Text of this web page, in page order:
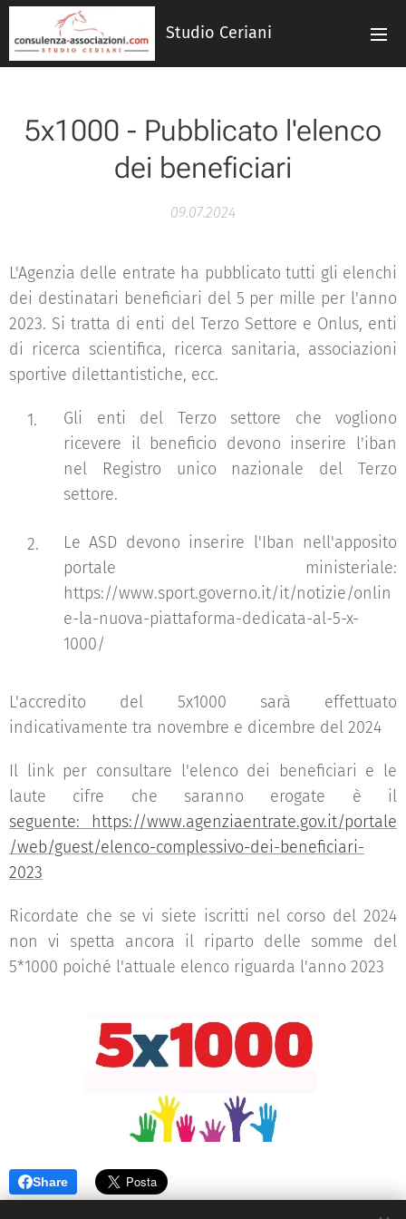
Studio Ceriani
5x1000 - Pubblicato l'elenco
dei beneficiari
09.07.2024
L'Agenzia delle entrate ha pubblicato tutti gli elenchi
dei destinatari beneficiari del 5 per mille per l'anno
2023. Si tratta di enti del Terzo Settore e Onlus, enti
di ricerca scientifica, ricerca sanitaria, associazioni
sportive dilettantistiche, ecc.
Gli enti del Terzo settore che vogliono
ricevere il beneficio devono inserire l'iban
nel Registro unico nazionale del Terzo
settore.
Le ASD devono inserire l'Iban nell'apposito
portale ministeriale:
https://www.sport.governo.it/it/notizie/onlin
e-la-nuova-piattaforma-dedicata-al-5-x-
1000/
L'accredito del 5x1000 sarà effettuato
indicativamente tra novembre e dicembre del 2024
Il link per consultare l'elenco dei beneficiari e le
laute cifre che saranno erogate è il
seguente: https://www.agenziaentrate.gov.it/portale
/web/guest/elenco-complessivo-dei-beneficiari-
2023
Ricordate che se vi siete iscritti nel corso del 2024
non vi spetta ancora il riparto delle somme del
5*1000 poiché l'attuale elenco riguarda l'anno 2023
Share